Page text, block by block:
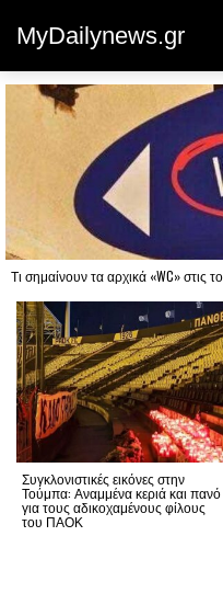
MyDailynews.gr
Τι σημαίνουν τα αρχικά «WC» στις
Συγκλονιστικές εικόνες στην
Τούμπα: Αναμμένα κεριά και πανό
για τους αδικοχαμένους φίλους
του ΠΑΟΚ